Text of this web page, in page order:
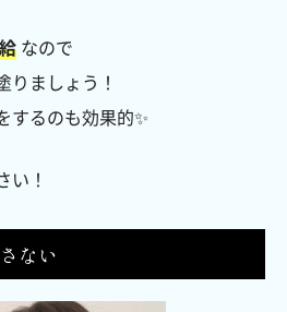
なので
りましょう！
するのも効果的✨
い！
ない